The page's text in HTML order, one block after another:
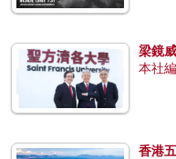
梁鏡
本社
香港